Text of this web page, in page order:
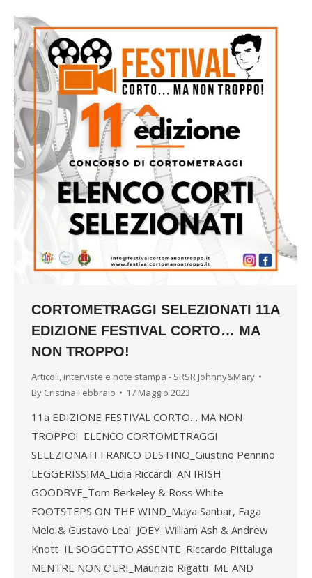
CORTOMETRAGGI SELEZIONATI 11A
EDIZIONE FESTIVAL CORTO… MA
NON TROPPO!
Articoli, interviste e note stampa - SRSR Johnny&Mary
By Cristina Febbraio 17 Maggio 2023
11a EDIZIONE FESTIVAL CORTO… MA NON
TROPPO! ELENCO CORTOMETRAGGI
SELEZIONATI FRANCO DESTINO_Giustino Pennino
LEGGERISSIMA_Lidia Riccardi AN IRISH
GOODBYE_Tom Berkeley & Ross White
FOOTSTEPS ON THE WIND_Maya Sanbar, Faga
Melo & Gustavo Leal JOEY_William Ash & Andrew
Knott IL SOGGETTO ASSENTE_Riccardo Pittaluga
MENTRE NON C’ERI_Maurizio Rigatti ME AND